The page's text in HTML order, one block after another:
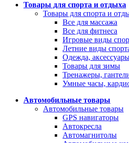
Товары для спорта и отдыха
Товары для спорта и
Все для массажа
Все для фитнеса
Игровые виды
Летние виды
Одежда,
Товары для зимы
Тренажеры,
Умные часы,
Автомобильные товары
Автомобильные товары
GPS навигаторы
Автокресла
Автомагнитолы